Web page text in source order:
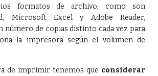
formatos de archivo, como son
Microsoft Excel y Adobe Reader,
de copias distinto cada vez para
la impresora según el volumen de
de imprimir tenemos que considerar